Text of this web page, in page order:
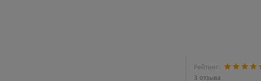
Рейтинг:
3 отзыва